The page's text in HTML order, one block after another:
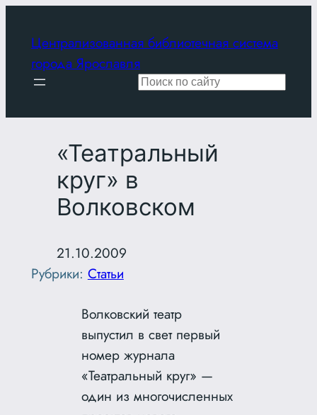
содержимому
Централизованная библиотечная система
города Ярославля
Поиск
«Театральный
круг» в
Волковском
21.10.2009
Рубрики: Статьи
Волковский театр
выпустил в свет первый
номер журнала
«Театральный круг» —
один из многочисленных